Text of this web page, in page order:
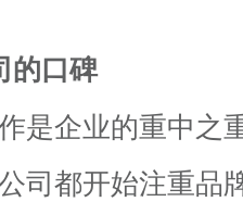
的口碑
是企业的重中之
司都开始注重品